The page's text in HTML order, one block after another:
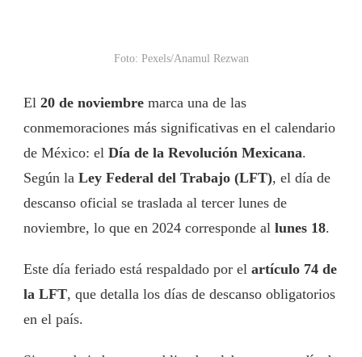
Foto: Pexels/Anamul Rezwan
El 20 de noviembre marca una de las
conmemoraciones más significativas en el calendario
de México: el Día de la Revolución Mexicana.
Según la Ley Federal del Trabajo (LFT), el día de
descanso oficial se traslada al tercer lunes de
noviembre, lo que en 2024 corresponde al lunes 18.
Este día feriado está respaldado por el artículo 74 de
la LFT, que detalla los días de descanso obligatorios
en el país.